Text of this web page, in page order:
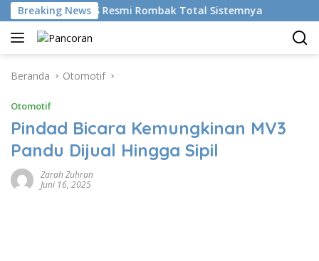
Langsung
ke
konten
Breaking News
AI, BRMS Resmi Rombak Total Sistemnya
Beranda Otomotif
Otomotif
Pindad Bicara Kemungkinan MV3
Pandu Dijual Hingga Sipil
Zarah Zuhran
Juni 16, 2025